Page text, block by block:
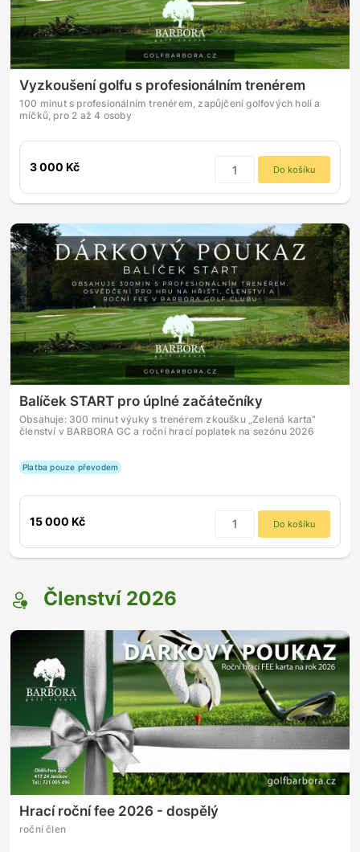
Vyzkoušení golfu s profesionálním trenérem
100 minut s profesionálním trenérem, zapůjčení golfových holí a
míčků, pro 2 až 4 osoby
3 000 Kč Do košíku
Balíček START pro úplné začátečníky
Obsahuje: 300 minut výuky s trenérem zkoušku „Zelená karta“
členství v BARBORA GC a roční hrací poplatek na sezónu 2026
Platba pouze převodem
15 000 Kč Do košíku
Členství 2026
Hrací roční fee 2026 - dospělý
roční člen